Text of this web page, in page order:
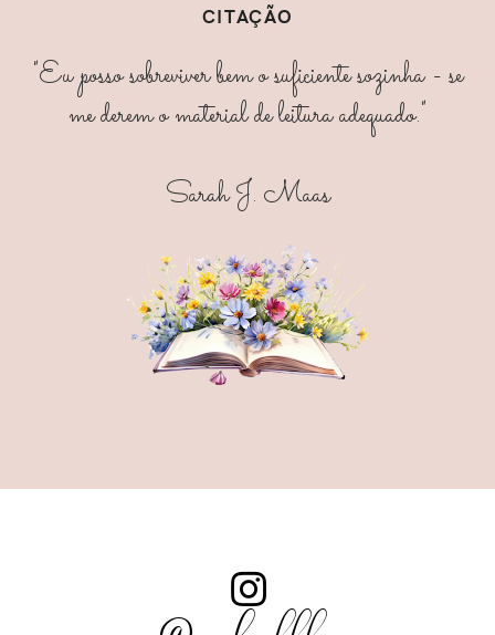
CITAÇÃO
"Eu posso sobreviver bem o suficiente sozinha - se
me derem o material de leitura adequado."
Sarah J. Maas